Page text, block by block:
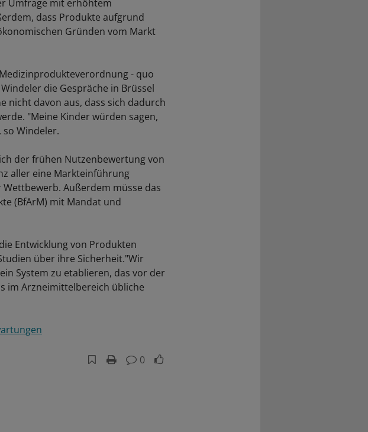
Umfrage mit erhöhtem
dass Produkte aufgrund
Gründen vom Markt
- quo
die Gespräche in Brüssel
nicht davon aus, dass sich dadurch
"Meine Kinder würden sagen,
so Windeler.
der frühen Nutzenbewertung von
aller eine Markteinführung
Außerdem müsse das
(BfArM) mit Mandat und
Entwicklung von Produkten
über ihre Sicherheit."Wir
System zu etablieren, das vor der
im Arzneimittelbereich übliche
0